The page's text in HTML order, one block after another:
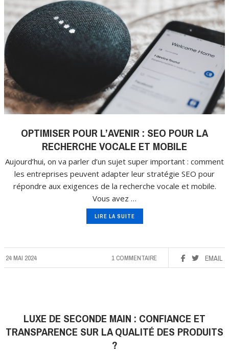
OPTIMISER POUR L’AVENIR : SEO POUR LA
RECHERCHE VOCALE ET MOBILE
Aujourd’hui, on va parler d’un sujet super important : comment
les entreprises peuvent adapter leur stratégie SEO pour
répondre aux exigences de la recherche vocale et mobile.
Vous avez …
LIRE LA SUITE
24 MAI 2024 EMAIL
1 COMMENTAIRE
LUXE DE SECONDE MAIN : CONFIANCE ET
TRANSPARENCE SUR LA QUALITÉ DES PRODUITS
?